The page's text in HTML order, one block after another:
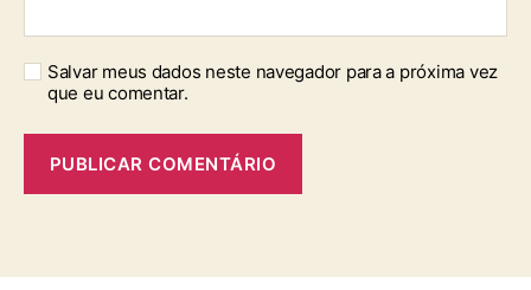
Salvar meus dados neste navegador para a próxima vez
que eu comentar.